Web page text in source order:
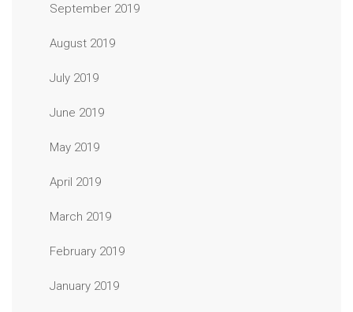
September 2019
August 2019
July 2019
June 2019
May 2019
April 2019
March 2019
February 2019
January 2019